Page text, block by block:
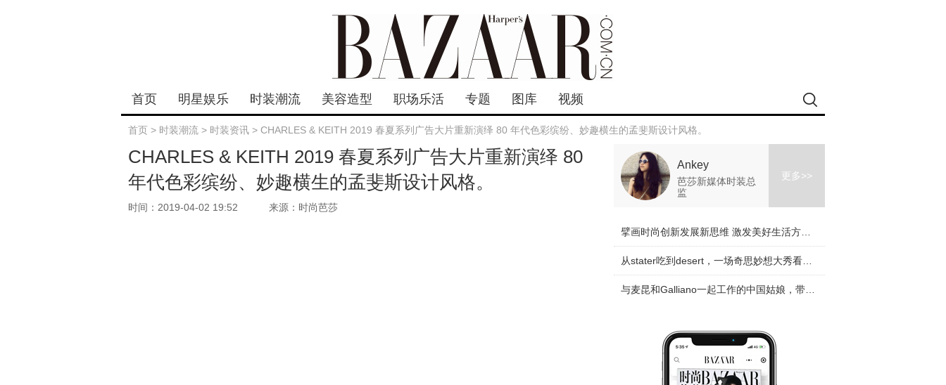
首页 明星娱乐 时装潮流 美容造型 职场乐活 专题 图库 视频
首页 > 时装潮流 > 时装资讯 > CHARLES & KEITH 2019 春夏系列广告大片重新演绎 80 年代色彩缤纷、妙趣横生的孟斐斯设计风格。
CHARLES & KEITH 2019 春夏系列广告大片重新演绎 80
年代色彩缤纷、妙趣横生的孟斐斯设计风格。
时间：2019-04-02 19:52 来源：时尚芭莎
Ankey
芭莎新媒体时装总
监
更多>>